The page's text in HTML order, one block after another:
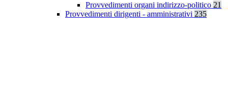
Provvedimenti organi indirizzo-politico 21
Provvedimenti dirigenti - amministrativi 235